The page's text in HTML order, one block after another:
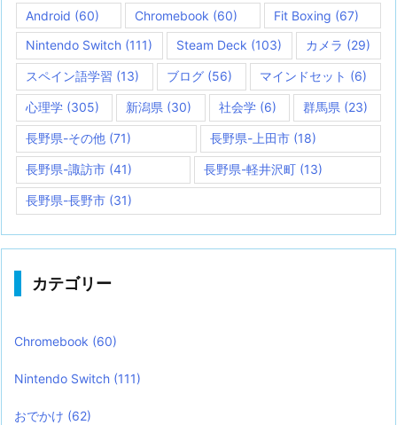
Android (60) Chromebook (60) Fit Boxing (67)
Nintendo Switch (111) Steam Deck (103) カメラ (29)
スペイン語学習 (13) ブログ (56) マインドセット (6)
心理学 (305) 新潟県 (30) 社会学(6) 群馬県 (23)
長野県-その他 (71) 長野県-上田市(18)
長野県-諏訪市 (41) 長野県-軽井沢町 (13)
長野県-長野市 (31)
カテゴリー
Chromebook (60)
Nintendo Switch (111)
おでかけ (62)